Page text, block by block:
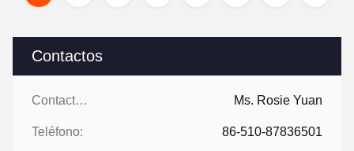
Contactos
Contactos: Ms. Rosie Yuan
Teléfono: 86-510-87836501